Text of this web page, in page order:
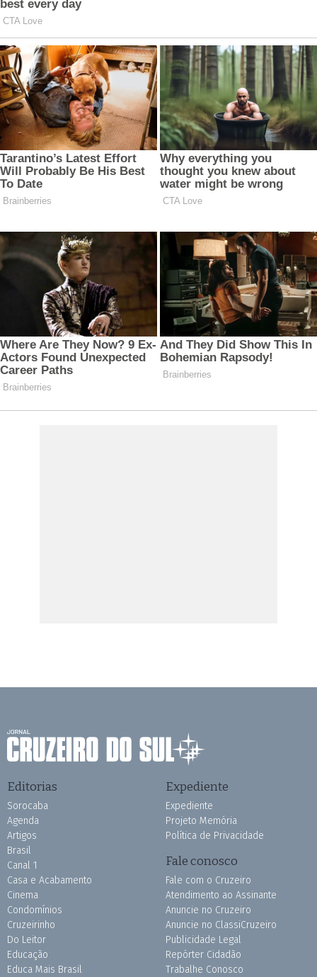
Editorias
Sorocaba
Agenda
Artigos
Brasil
Canal 1
Casa e Acabamento
Cinema
Condomínios
Cruzeirinho
Do Leitor
Educação
Educa Mais Brasil
Expediente
Expediente
Projeto Memória
Política de Privacidade
Fale conosco
Fale com o Cruzeiro
Atendimento ao Assinante
Anuncie no Cruzeiro
Anuncie no ClassiCruzeiro
Publicidade Legal
Repórter Cidadão
Trabalhe Conosco